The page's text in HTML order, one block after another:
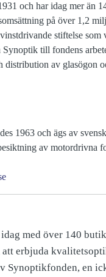
och har idag mer än
på över 1,2
stiftelse
till fondens
av glasögon
1963 och ägs av
av motordrivna
med över 140
erbjuda
Synoptikfonden, en